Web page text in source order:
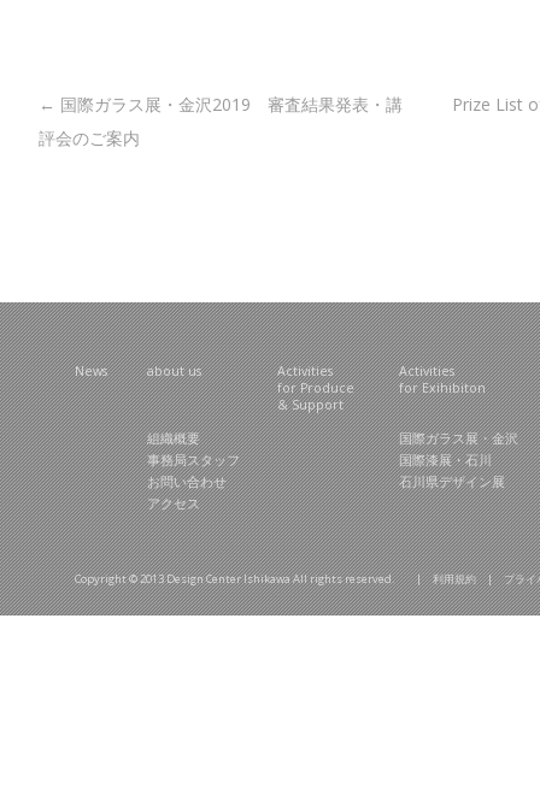
← 国際ガラス展・金沢2019 審査結果発表・講
評会のご案内
Prize List
News about us
Activities
for Produce
& Support
Activities
for Exihibiton
組織概要
事務局スタッフ
お問い合わせ
アクセス
国際ガラス展・金沢
国際漆展・石川
石川県デザイン展
Copyright © 2013 Design Center Ishikawa All rights reserved. |利用規約|プライ